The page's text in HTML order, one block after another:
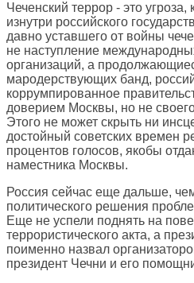
Чеченский террор - это угроза,
изнутри российского
давно уставшего от войны
не наступление
организаций, а
мародерствующих банд,
коррумпированное
доверием Москвы, но не
Этого не может скрыть ни
достойный советских времен
процентов голосов, якобы
наместника Москвы.
Россия сейчас еще дальше,
политического решения
Еще не успели поднять на
террористического акта, а
поименно назвал
президент Чечни и его